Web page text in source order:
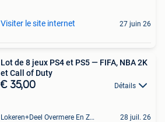
Visiter le site internet 27 juin 26
Lot de 8 jeux PS4 et PS5 — FIFA, NBA 2K
et Call of Duty
€ 35,00 Détails
Lokeren+Deel Overmere En Zele 28 juil. 26